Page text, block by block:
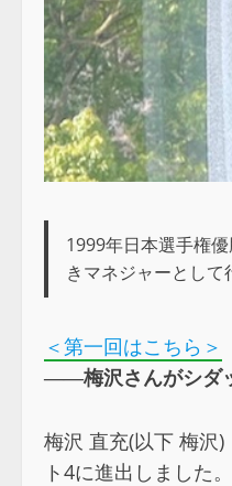
1999年日本選手権
きマネジャーとし
＜第一回はこちら＞
――梅沢さんがシダ
梅沢 直充(以下 梅沢
ト4に進出しました。